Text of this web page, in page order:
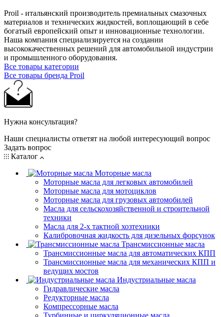
Proil - итальянский производитель премиальных смазочных
материалов и технических жидкостей, воплощающий в себе
богатый европейский опыт и инновационные технологии.
Наша компания специализируется на создании
высококачественных решений для автомобильной индустрии
и промышленного оборудования.
Все товары категории
Все товары бренда Proil
Нужна консультация?
Наши специалисты ответят на любой интересующий вопрос
Задать вопрос
Каталог
Моторные масла
Моторные масла для легковых автомобилей
Моторные масла для мотоциклов
Моторные масла для грузовых автомобилей
Масла для сельскохозяйственной и строительной
техники
Масла для 2-х тактной хозтехники
Калибровочная жидкость для дизельных форсунок
Трансмиссионные масла
Трансмиссионные масла для автоматических КПП
Трансмиссионные масла для механических КПП и
ведущих мостов
Индустриальные масла
Гидравлические масла
Редукторные масла
Компрессорные масла
Турбинные и циркуляционные масла